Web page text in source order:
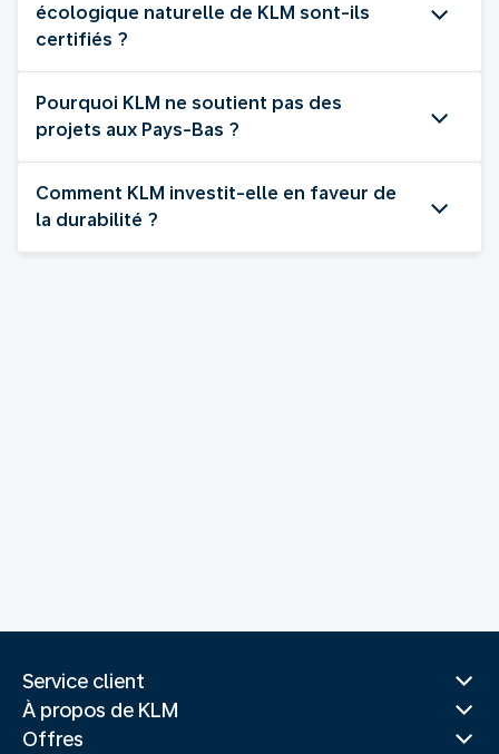
écologique naturelle de KLM sont-ils
certifiés ?
Pourquoi KLM ne soutient pas des
projets aux Pays-Bas ?
Comment KLM investit-elle en faveur de
la durabilité ?
Service client
À propos de KLM
Offres